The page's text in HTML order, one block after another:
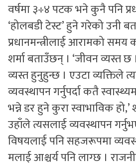
वर्षमा ३÷४ पटक भने कुनै पनि
‘होलबडी टेस्ट’ हुने गरेको उनी
प्रधानमन्त्रीलाई आरामको
शर्मा बताउँछन् । ‘जीवन व्यस्त
व्यस्त हुनुहुन्छ । एउटा व्यक्तिले
व्यवस्थापन गर्नुपर्दा कतै
भन्ने डर हुने कुरा स्वाभाविक हो,’
उहाँले त्यसलाई व्यवस्थापन
विषयलाई पनि सहजरूपमा
मलाई आश्चर्य पनि लाग्छ ।